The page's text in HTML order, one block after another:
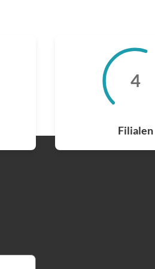
4
4
Filialen